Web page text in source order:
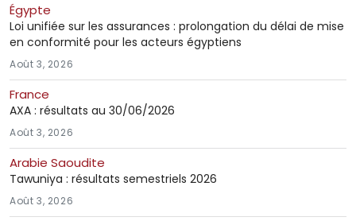
Égypte
Loi unifiée sur les assurances : prolongation du délai de mise
en conformité pour les acteurs égyptiens
Août 3, 2026
France
AXA : résultats au 30/06/2026
Août 3, 2026
Arabie Saoudite
Tawuniya : résultats semestriels 2026
Août 3, 2026